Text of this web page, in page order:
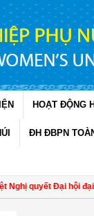
HOẠT ĐỘNG
ĐH ĐBPN
Đại hội đại biểu